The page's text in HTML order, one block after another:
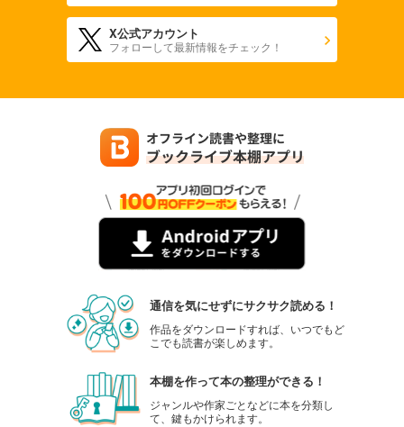
X公式アカウント
フォローして最新情報をチェック！
通信を気にせずにサクサク読める！
作品をダウンロードすれば、いつでもど
こでも読書が楽しめます。
本棚を作って本の整理ができる！
ジャンルや作家ごとなどに本を分類し
て、鍵もかけられます。